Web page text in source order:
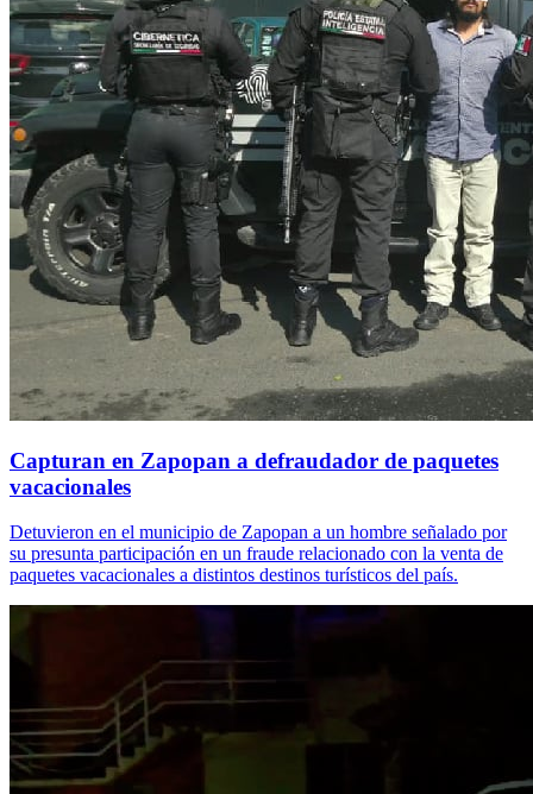
Capturan en Zapopan a defraudador de paquetes
vacacionales
Detuvieron en el municipio de Zapopan a un hombre señalado por
su presunta participación en un fraude relacionado con la venta de
paquetes vacacionales a distintos destinos turísticos del país.